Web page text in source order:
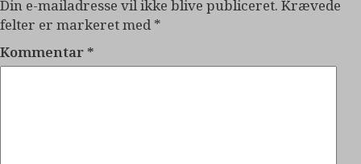
Din e-mailadresse vil ikke blive publiceret. Krævede
felter er markeret med *
Kommentar *